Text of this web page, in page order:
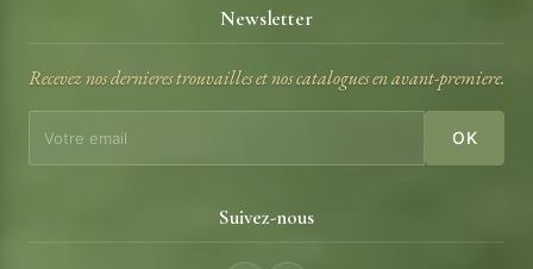
Newsletter
Recevez nos dernieres trouvailles et nos catalogues en avant-premiere.
OK
Suivez-nous